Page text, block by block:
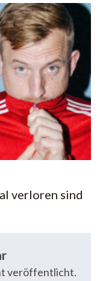
verloren sind
veröffentlicht.